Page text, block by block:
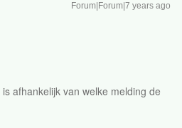
Forum|Forum|7 years ago
afhankelijk van welke melding de